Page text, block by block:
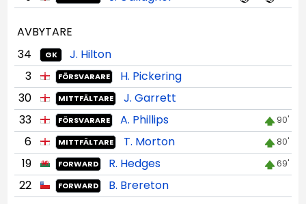
AVBYTARE
34
GK
J. Hilton
3
FÖRSVARARE
H. Pickering
30
MITTFÄLTARE
J. Garrett
33
FÖRSVARARE A. Phillips 90'
6 MITTFÄLTARE T. Morton 80'
19 FORWARD R. Hedges 69'
22 FORWARD B. Brereton